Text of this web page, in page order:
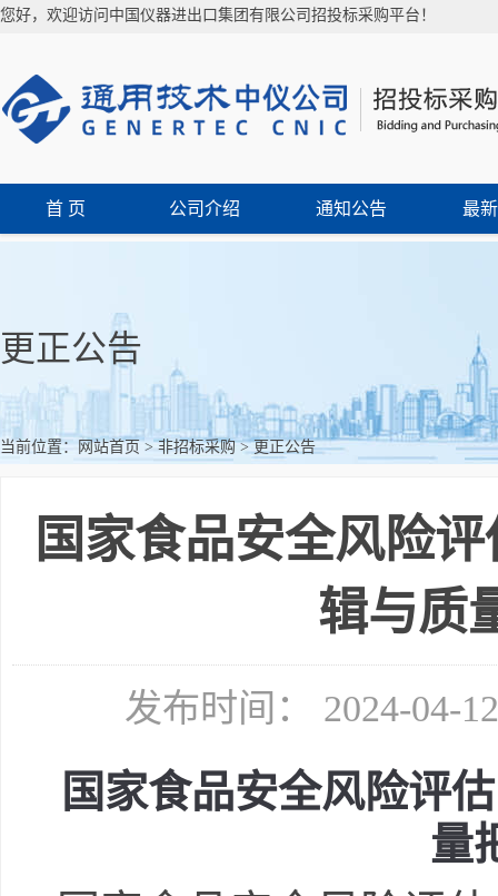
您好，欢迎访问中国仪器进出口集团有限公司招投标采购平台！
首 页 公司介绍 通知公告 最
更正公告
当前位置： 网站首页 >非招标采购>更正公告
国家食品安全风险
辑与质
发布时间： 2024-04-
国家食品安全风险评
量